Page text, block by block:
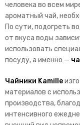
человека во всем
ароматный чай,
По сути, подогреть
от вкуса воды
использовать
посуду, а именно —
Чайники Kamille
материалов с
производства,
интенсивного